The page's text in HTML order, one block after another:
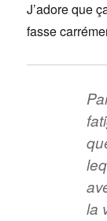
J’adore que
fasse
la